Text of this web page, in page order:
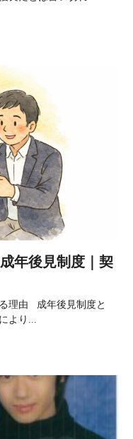
年後見制度｜契
理由 成年後見制度と
より...